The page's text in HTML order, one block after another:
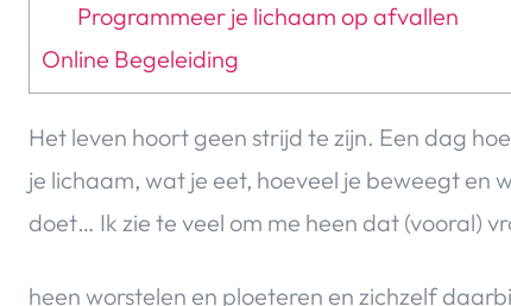
Programmeer je lichaam op afvallen
Online Begeleiding
Het leven hoort geen strijd te zijn. Een dag
je lichaam, wat je eet, hoeveel je beweegt en
doet… Ik zie te veel om me heen dat (vooral)
heen worstelen en ploeteren en zichzelf